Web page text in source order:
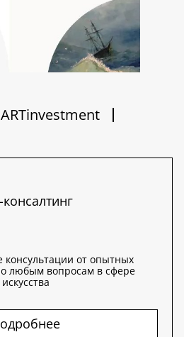
от опытных
любым вопросам в сфере
искусства